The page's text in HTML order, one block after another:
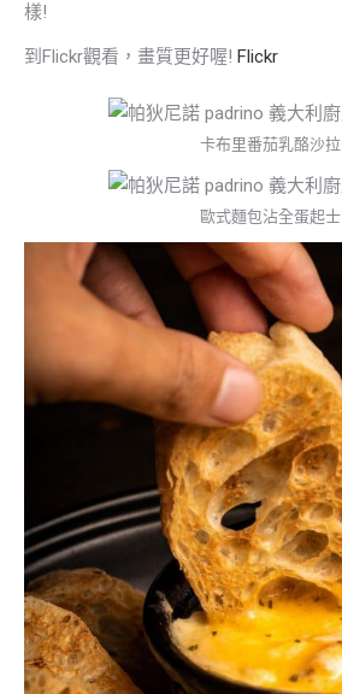
樣!
到Flickr觀看，畫質更好喔! Flickr
卡布里番茄乳酪沙拉
歐式麵包沾全蛋起士